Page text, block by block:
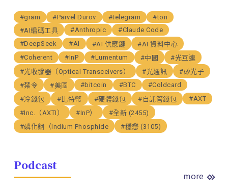
#gram #Parvel Durov #telegram
#ton
#AI編碼工具
#Anthropic
#Claude Code
#DeepSeek
#AI #AI 供應鏈
#AI 資料中心
#Coherent
#InP #Lumentum #中國
#光互連
#光收發器（Optical Transceivers）
#光通訊
#矽光子
#禁令
#美國 #bitcoin #BTC
#Coldcard
#冷錢包
#比特幣 #硬體錢包 #自託管錢包
#AXT
#Inc.（AXTI）
#InP）
#全新 (2455)
#磷化銦（Indium Phosphide
#穩懋 (3105)
Podcast
more